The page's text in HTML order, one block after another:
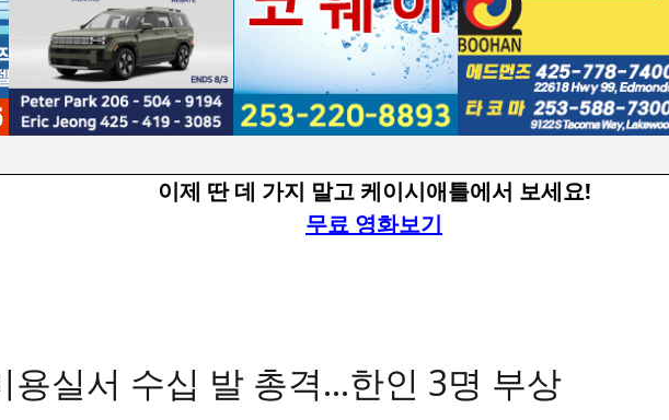
이제 딴 데 가지 말고 케이시애틀에서 보세요!
무료 영화보기
용실서 수십 발 총격…한인 3명 부상